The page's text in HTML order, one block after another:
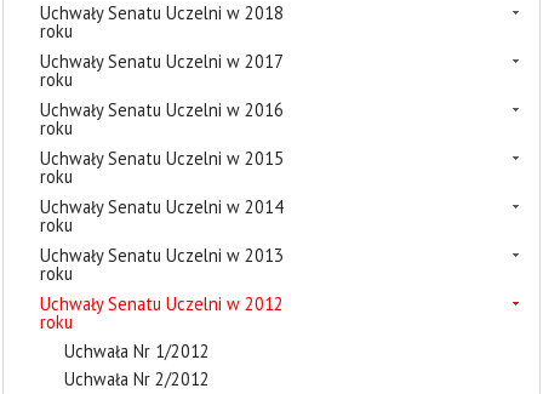
Uchwały Senatu Uczelni w 2018
roku
Uchwały Senatu Uczelni w 2017
roku
Uchwały Senatu Uczelni w 2016
roku
Uchwały Senatu Uczelni w 2015
roku
Uchwały Senatu Uczelni w 2014
roku
Uchwały Senatu Uczelni w 2013
roku
Uchwały Senatu Uczelni w 2012
roku
Uchwała Nr 1/2012
Uchwała Nr 2/2012